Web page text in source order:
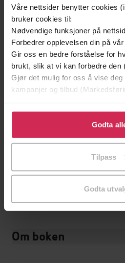
Våre nettsider benytter cookies
bruker cookies til:
Nødvendige funksjoner på
Forbedrer opplevelsen din på
Gir oss en bedre forståelse for
brukt, slik at vi kan forbedre den
Gjør det mulig for oss å vise deg
kampanjer og tilbud
Klikk på «Godta alle» for å gi
bruke cookies for alle disse
tilpasse ditt samtykke til
Godta
Tilpass
Godta
Forfattere Catherine Gray
Forlag Aster
Utgitt 27.12.2018
Sjanger Helse og livsstil,
Politikk og
Format epub
beskyttelse
9781783253135
Om boken